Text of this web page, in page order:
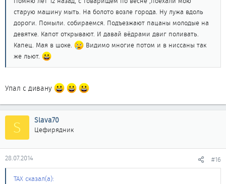
старую машину мыть. На болото возле города. Ну лужа вдоль
дороги. Помыли. собираемся. Подъезжают пацаны молодые на
девятке. Капот открывают. И давай вёдрами двиг поливать.
Капец. Мая в шоке.
Видимо многие потом и в ниссаны так
же льют.
Упал с дивану
S Slava70
Цефирядник
28.07.2014 #16
ТАХ сказал(а):